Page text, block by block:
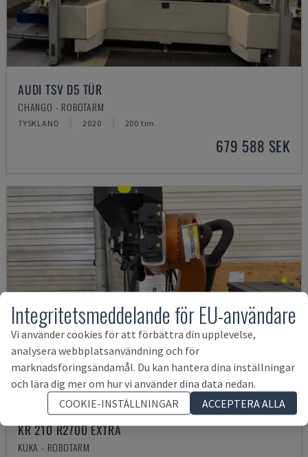
AUDI TSV D5 TÜR
CHANGO - ROBOTARM
TYSKLAND 2020 200 tim.
679 588 SEK
KR 210 R2700 EXTRA
KUKA - ROBOTARM
Integritetsmeddelande för EU-användare
Vi använder cookies för att förbättra din upplevelse,
analysera webbplatsanvändning och för
marknadsföringsändamål. Du kan hantera dina inställningar
och lära dig mer om hur vi använder dina data nedan.
COOKIE-INSTÄLLNINGAR
ACCEPTERA ALLA